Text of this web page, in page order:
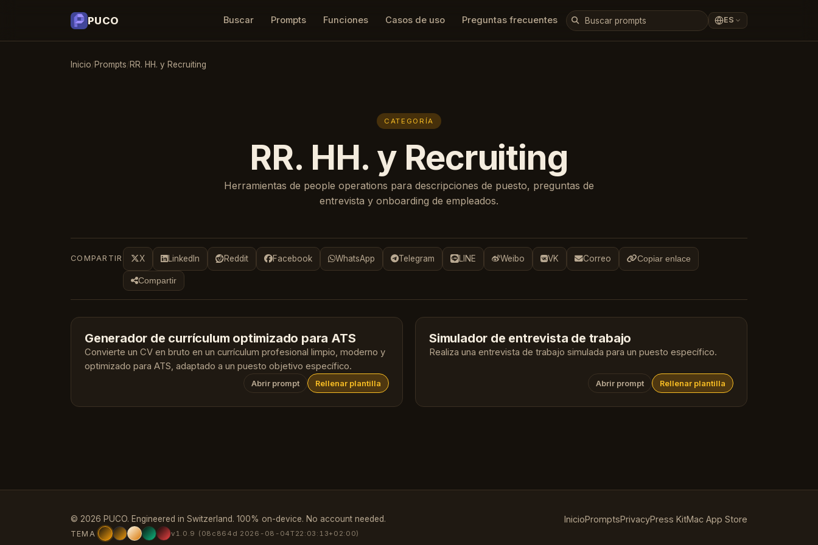
PUCO Buscar Prompts Funciones Casos de uso Preguntas frecuentes ES
Inicio/Prompts/RR. HH. y Recruiting
CATEGORÍA
RR. HH. y Recruiting
Herramientas de people operations para descripciones de puesto, preguntas de
entrevista y onboarding de empleados.
COMPARTIR X LinkedIn Reddit Facebook WhatsApp Telegram LINE Weibo VK Correo Copiar enlace
Compartir
Generador de currículum optimizado para ATS
Convierte un CV en bruto en un currículum profesional limpio, moderno y
optimizado para ATS, adaptado a un puesto objetivo específico.
Abrir prompt Rellenar plantilla
Simulador de entrevista de trabajo
Realiza una entrevista de trabajo simulada para un puesto específico.
Abrir prompt Rellenar plantilla
© 2026 PUCO. Engineered in Switzerland. 100% on-device. No account needed. InicioPromptsPrivacyPress KitMac App Store
TEMA v1.0.9 (08c864d 2026-08-04T22:03:13+02:00)